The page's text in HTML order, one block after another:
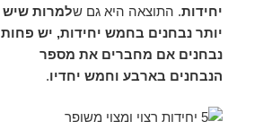
יחידות. התוצאה היא גם שלמרות שיש
יותר נבחנים בחמש יחידות, יש פחות
נבחנים אם מחברים את מספר
הנבחנים בארבע וחמש יחדיו.